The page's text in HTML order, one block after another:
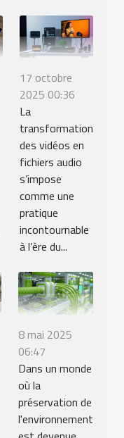
17 octobre
2025 00:36
La
transformation
des vidéos en
fichiers audio
s’impose
comme une
pratique
incontournable
à l’ère du...
8 mai 2025
06:47
Dans un monde
où la
préservation de
l'environnement